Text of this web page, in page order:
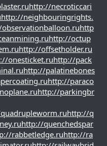
http://necroticcari
http://neighbouringrights.
http
http://octup
http://offsetholder.ru
onesticket.ruhttp://pack
http://palatinebones
http://paraco
http://parkingbr
http://q
http://quenchedspar
rabbetledge.ruhttp://ra